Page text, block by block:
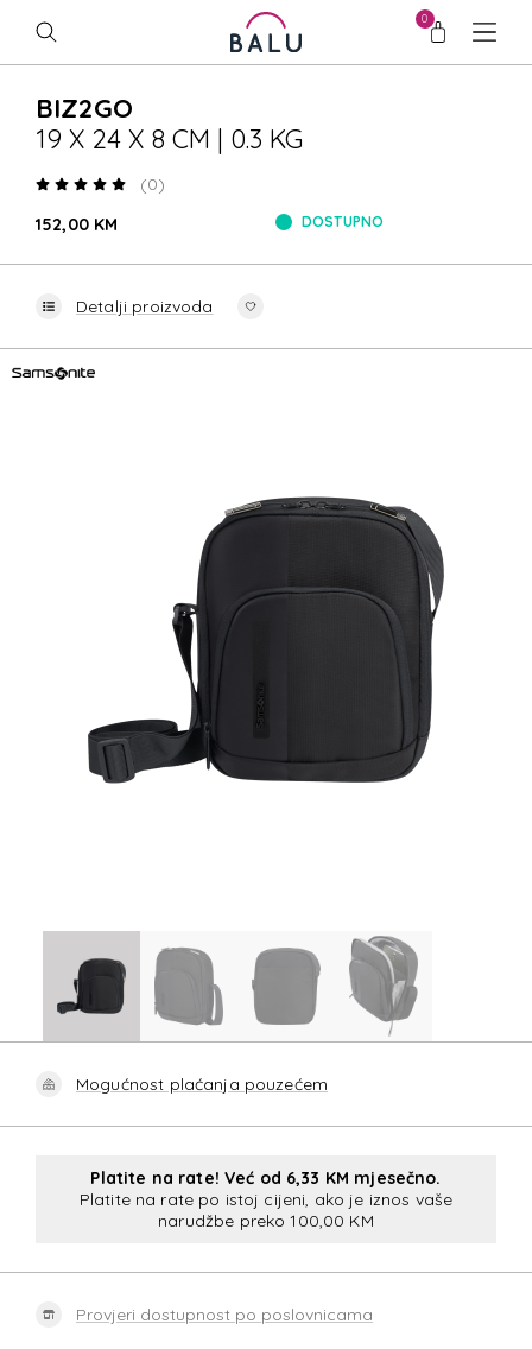
0
BIZ2GO
19 X 24 X 8 CM | 0.3 KG
(0)
152,00 KM
DOSTUPNO
Detalji proizvoda
Mogućnost plaćanja pouzećem
Platite na rate! Već od 6,33 KM mjesečno.
Platite na rate po istoj cijeni, ako je iznos vaše
narudžbe preko 100,00 KM
Provjeri dostupnost po poslovnicama